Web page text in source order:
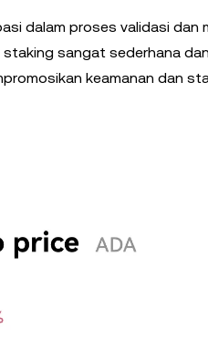
dalam proses validasi dan
staking sangat sederhana
keamanan dan